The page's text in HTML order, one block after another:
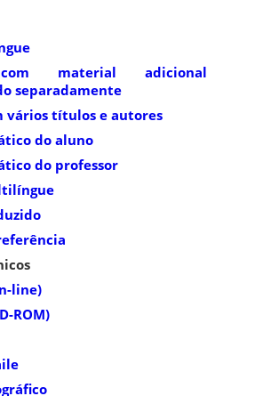
material adicional
separadamente
vários títulos e autores
do aluno
do professor
line)
ROM)